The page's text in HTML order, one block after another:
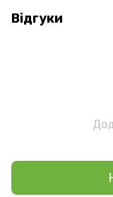
Відгуки